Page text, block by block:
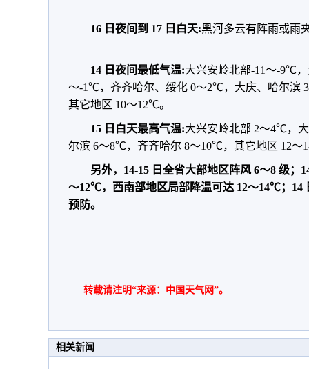
16 日夜间到 17 日白天:黑河多云有阵雨或雨
14 日夜间最低气温:大兴安岭北部-11～-9℃
～-1℃，齐齐哈尔、绥化 0～2℃，大庆、哈尔滨
其它地区 10～12℃。
15 日白天最高气温:大兴安岭北部 2～4℃，
尔滨 6～8℃，齐齐哈尔 8～10℃，其它地区 12～
另外，14-15 日全省大部地区阵风 6～8 级；
～12℃，西南部地区局部降温可达 12～14℃；14
预防。
转载请注明“来源：中国天气网”。
相关新闻